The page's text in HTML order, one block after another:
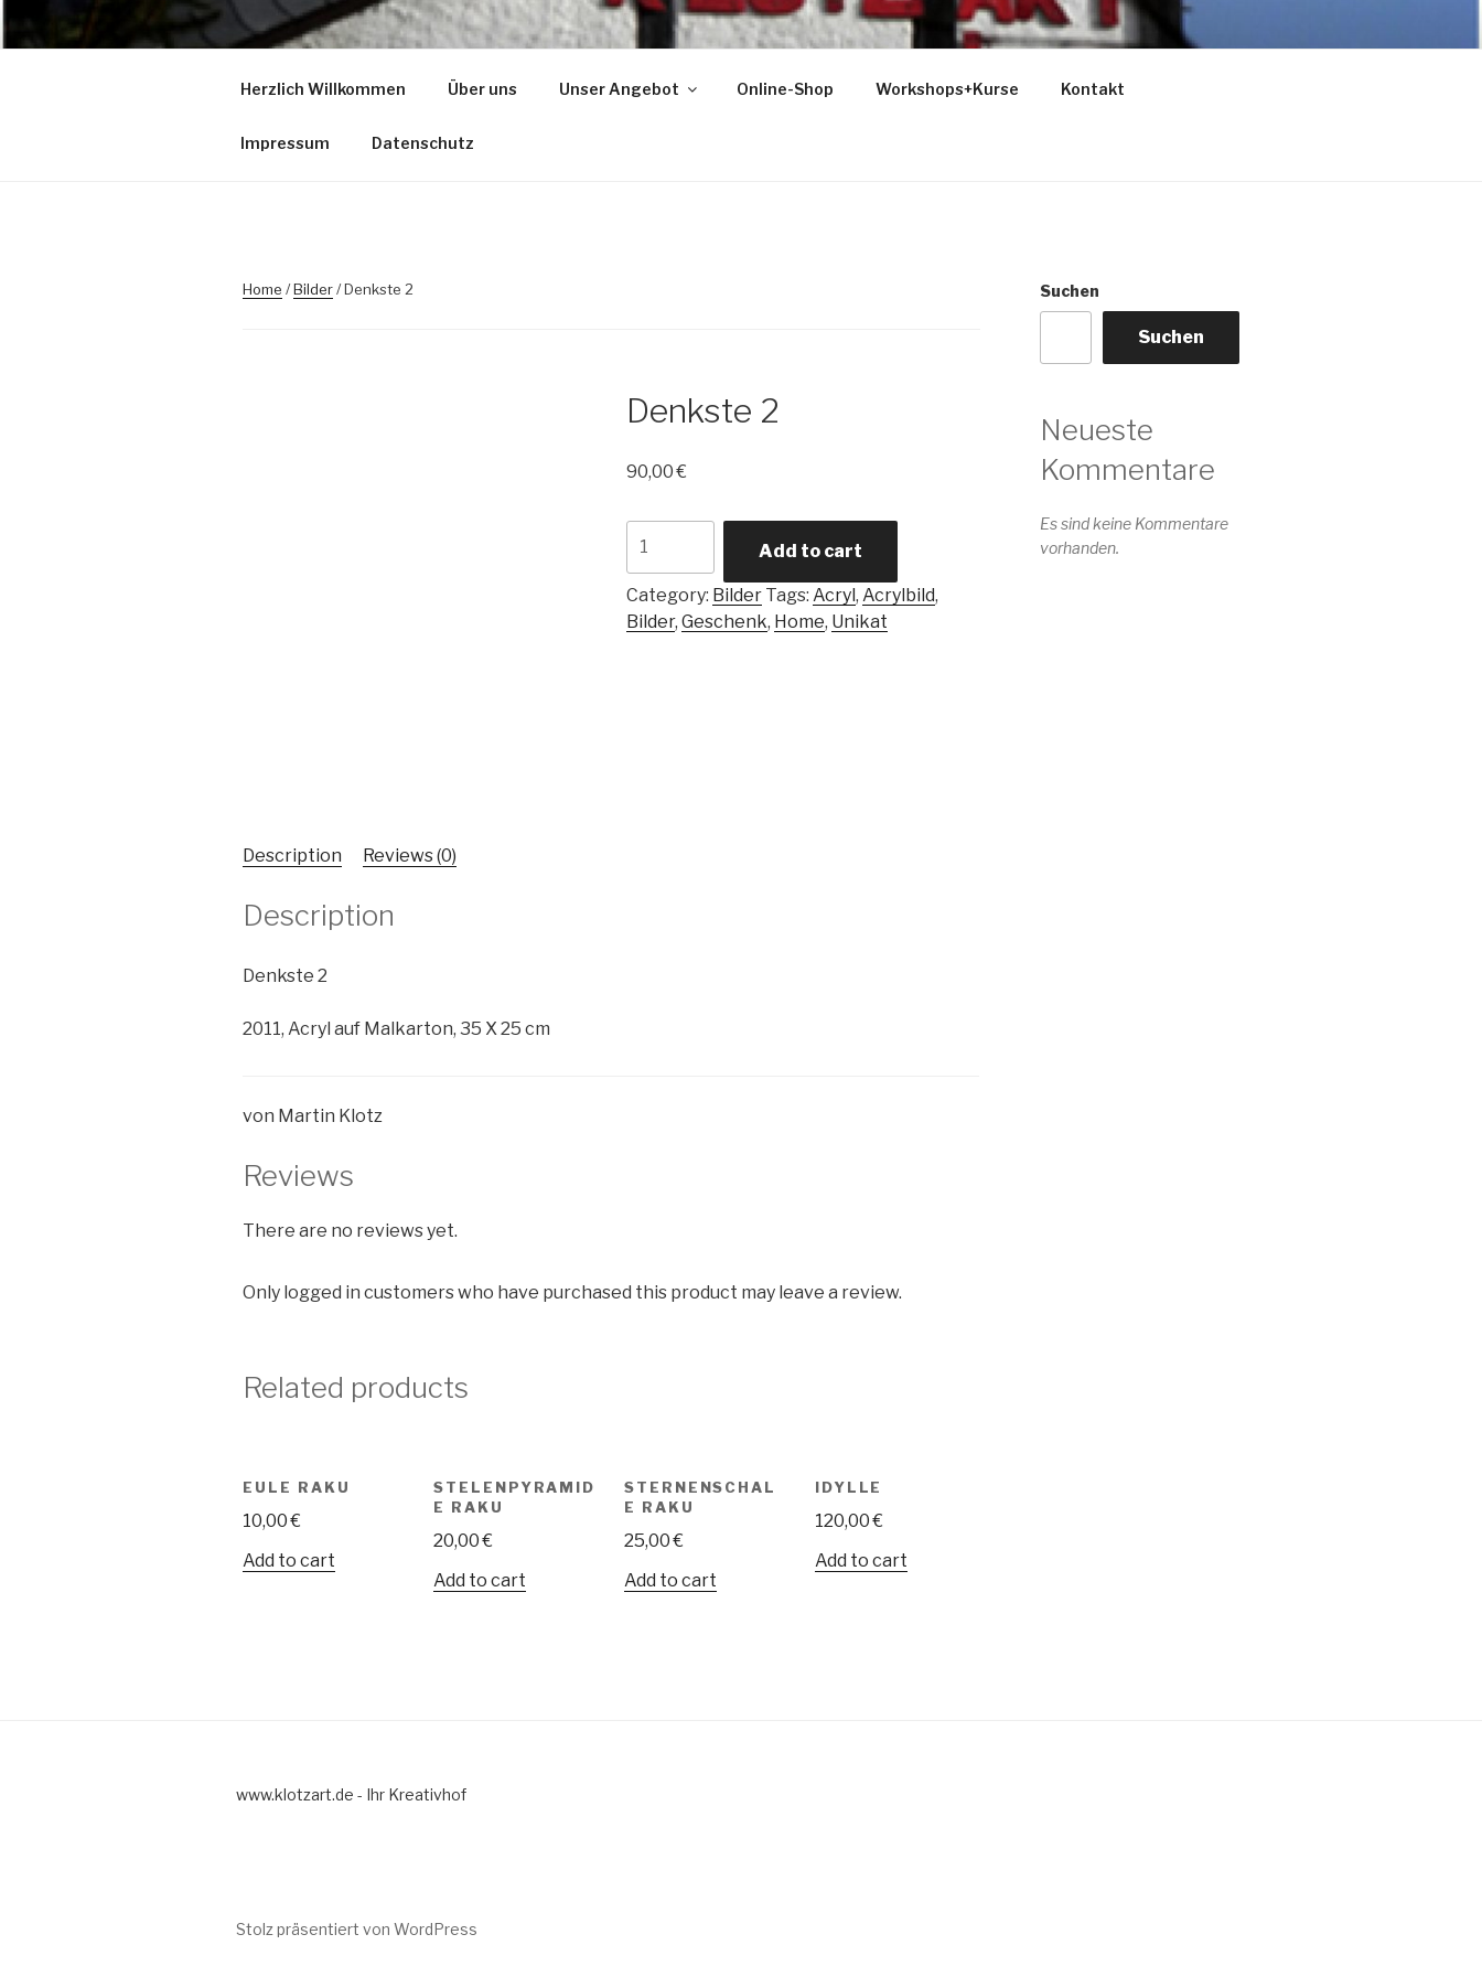
Inhalt
KLOTZART
Herzlich Willkommen Über uns Unser Angebot Online-Shop Workshops+Kurse Kontakt
Impressum Datenschutz
Home /Bilder/ Denkste 2
Denkste 2
90,00€
quantity
Add to cart
Category: Bilder Tags: Acryl, Acrylbild,
Bilder, Geschenk, Home, Unikat
Description Reviews (0)
Description
Denkste 2
2011, Acryl auf Malkarton, 35 X 25 cm
von Martin Klotz
Reviews
There are no reviews yet.
Only logged in customers who have purchased this product may leave a review.
Related products
EULE RAKU
10,00€
Add to cart
STELENPYRAMID
E RAKU
20,00€
Add to cart
STERNENSCHAL
E RAKU
25,00€
Add to cart
IDYLLE
120,00€
Add to cart
Suchen
Suchen
Neueste
Kommentare
Es sind keine Kommentare
vorhanden.
www.klotzart.de - Ihr Kreativhof
Stolz präsentiert von WordPress